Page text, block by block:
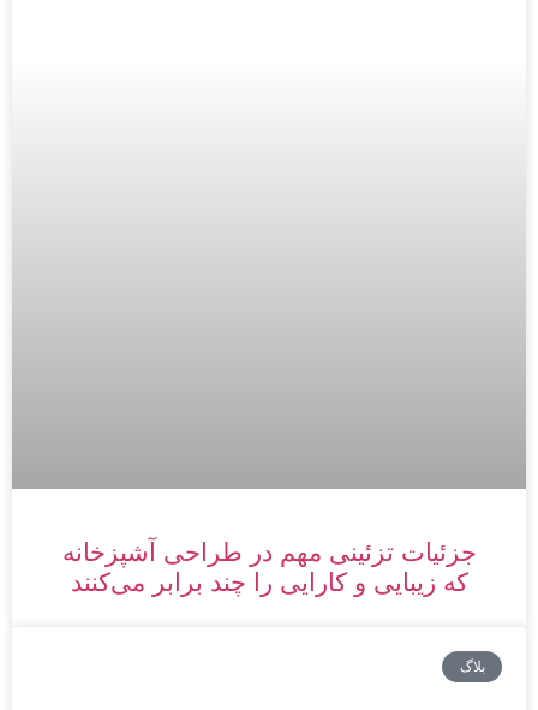
جزئیات تزئینی مهم در طراحی آشپزخانه
که زیبایی و کارایی را چند برابر می‌کنند
بلاگ